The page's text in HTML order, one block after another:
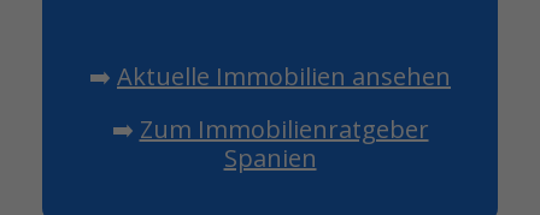
➡️ Aktuelle Immobilien ansehen
➡️ Zum Immobilienratgeber
Spanien